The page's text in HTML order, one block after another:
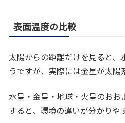
表面温度の比較
太陽からの距離だけを見ると、
うですが、実際には金星が太陽
水星・金星・地球・火星のおお
すると、環境の違いが分かりや